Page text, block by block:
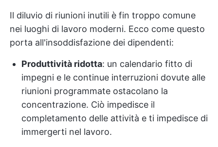
Il diluvio di riunioni inutili è fin troppo comune
nei luoghi di lavoro moderni. Ecco come questo
porta all'insoddisfazione dei dipendenti:
Produttività ridotta: un calendario fitto di
impegni e le continue interruzioni dovute alle
riunioni programmate ostacolano la
concentrazione. Ciò impedisce il
completamento delle attività e ti impedisce di
immergerti nel lavoro.